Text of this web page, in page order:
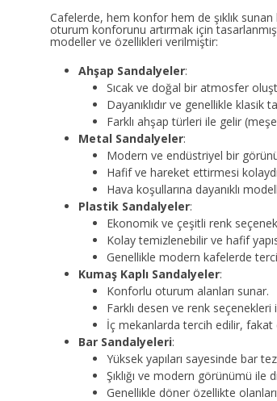
Cafelerde, hem konfor hem de şıklık
oturum konforunu artırmak için
modeller ve özellikleri verilmiştir:
Ahşap Sandalyeler:
Sıcak ve doğal bir atmosfer
Dayanıklıdır ve genellikle klasik
Farklı ahşap türleri ile gelir
Metal Sandalyeler:
Modern ve endüstriyel bir
Hafif ve hareket ettirmesi
Hava koşullarına dayanıklı
Plastik Sandalyeler:
Ekonomik ve çeşitli renk
Kolay temizlenebilir ve hafif
Genellikle modern kafelerde
Kumaş Kaplı Sandalyeler:
Konforlu oturum alanları sunar.
Farklı desen ve renk
İç mekanlarda tercih edilir, fakat
Bar Sandalyeleri:
Yüksek yapıları sayesinde bar
Şıklığı ve modern görünümü ile
Genellikle döner özellikte